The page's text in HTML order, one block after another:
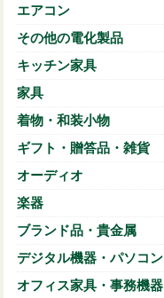
エアコン
その他の電化製品
キッチン家具
家具
着物・和装小物
ギフト・贈答品・雑貨
オーディオ
楽器
ブランド品・貴金属
デジタル機器・パソコン
オフィス家具・事務機器